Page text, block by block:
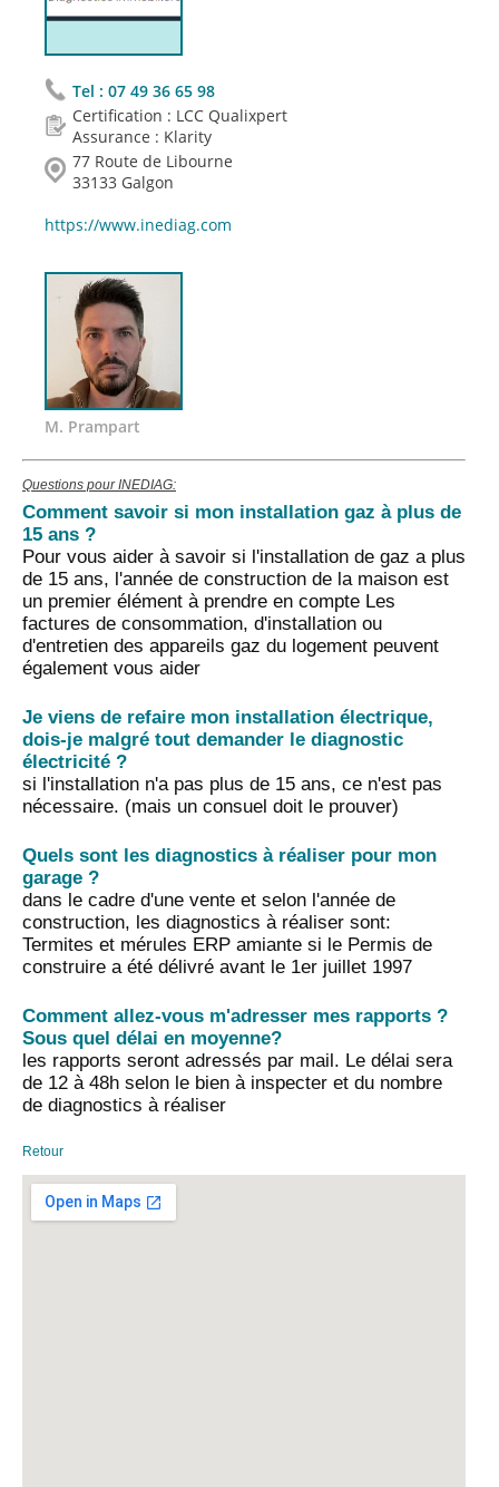
Tel : 07 49 36 65 98
Certification : LCC Qualixpert
Assurance : Klarity
77 Route de Libourne
33133 Galgon
https://www.inediag.com
M. Prampart
Questions pour INEDIAG:
Comment savoir si mon installation gaz à plus de
15 ans ?
Pour vous aider à savoir si l'installation de gaz a plus
de 15 ans, l'année de construction de la maison est
un premier élément à prendre en compte Les
factures de consommation, d'installation ou
d'entretien des appareils gaz du logement peuvent
également vous aider
Je viens de refaire mon installation électrique,
dois-je malgré tout demander le diagnostic
électricité ?
si l'installation n'a pas plus de 15 ans, ce n'est pas
nécessaire. (mais un consuel doit le prouver)
Quels sont les diagnostics à réaliser pour mon
garage ?
dans le cadre d'une vente et selon l'année de
construction, les diagnostics à réaliser sont:
Termites et mérules ERP amiante si le Permis de
construire a été délivré avant le 1er juillet 1997
Comment allez-vous m'adresser mes rapports ?
Sous quel délai en moyenne?
les rapports seront adressés par mail. Le délai sera
de 12 à 48h selon le bien à inspecter et du nombre
de diagnostics à réaliser
Retour